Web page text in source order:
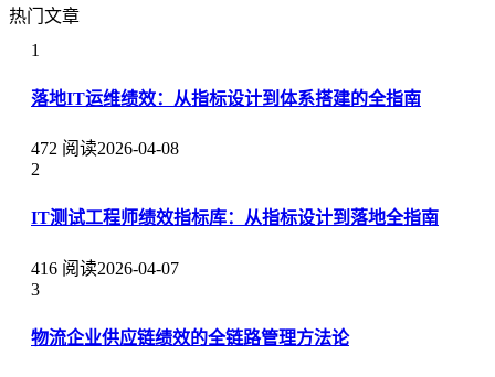
热门文章
1
落地IT运维绩效：从指标设计到体系搭建的全指南
472 阅读2026-04-08
2
IT测试工程师绩效指标库：从指标设计到落地全指南
416 阅读2026-04-07
3
物流企业供应链绩效的全链路管理方法论